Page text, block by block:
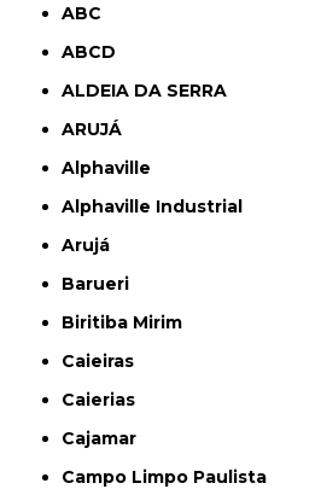
ABC
ABCD
ALDEIA DA SERRA
ARUJÁ
Alphaville
Alphaville Industrial
Arujá
Barueri
Biritiba Mirim
Caieiras
Caierias
Cajamar
Campo Limpo Paulista